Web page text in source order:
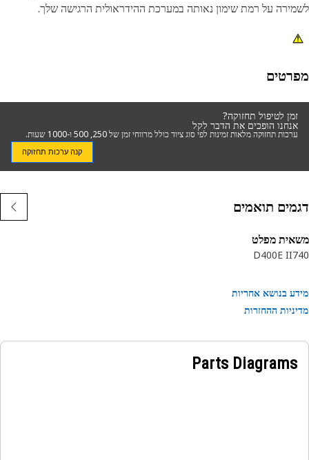
על רמת שימון נאותה במערכת ההידראולית הרגישה שלך.
זמן לטיפול תחזוקה?
אנחנו הופכים את הדבר לקל
ערכות תחזוקה מלאות זמינות לפי סוג ציוד כולל מרווחי זמן של 250, 500 ו-1000 שעות.
קנה ערכות תחזוקה
תואמים
מפלט
D400E II
בנושא אחריות
ההחזרות
Parts Diagrams